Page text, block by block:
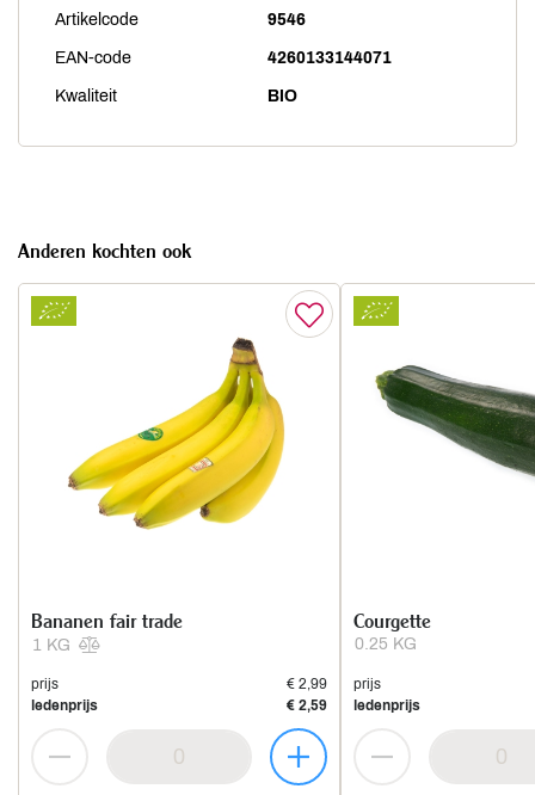
Artikelcode 9546
EAN-code 4260133144071
Kwaliteit BIO
Anderen kochten ook
1 KG
Bananen fair trade
prijs
€ 2,99
ledenprijs
€ 2,59
0.25 KG
Courgette
prijs
ledenprijs